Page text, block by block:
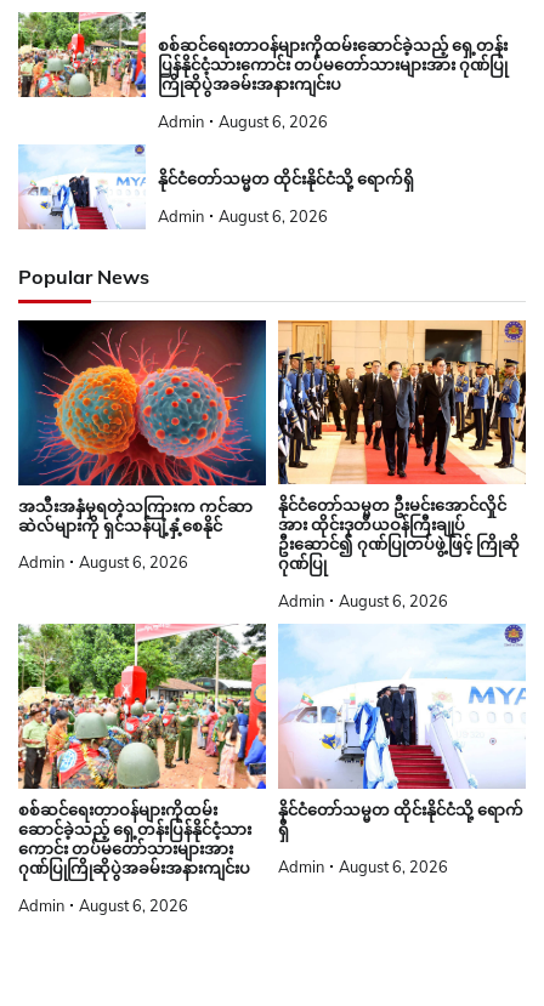
စစ်ဆင်ရေးတာဝန်များကိုထမ်းဆောင်ခဲ့သည့် ရှေ့တန်း
ပြန်နိုင်ငံ့သားကောင်း တပ်မတော်သားများအား ဂုဏ်ပြု
ကြိုဆိုပွဲအခမ်းအနားကျင်းပ
Admin August 6, 2026
နိုင်ငံတော်သမ္မတ ထိုင်းနိုင်ငံသို့ ရောက်ရှိ
Admin August 6, 2026
Popular News
အသီးအနှံမှရတဲ့သကြားက ကင်ဆာ
ဆဲလ်များကို ရှင်သန်ပျံ့နှံ့စေနိုင်
Admin August 6, 2026
နိုင်ငံတော်သမ္မတ ဦးမင်းအောင်လှိုင်
အား ထိုင်းဒုတိယဝန်ကြီးချုပ်
ဦးဆောင်၍ ဂုဏ်ပြုတပ်ဖွဲ့ဖြင့် ကြိုဆို
ဂုဏ်ပြု
Admin August 6, 2026
စစ်ဆင်ရေးတာဝန်များကိုထမ်း
ဆောင်ခဲ့သည့် ရှေ့တန်းပြန်နိုင်ငံ့သား
ကောင်း တပ်မတော်သားများအား
ဂုဏ်ပြုကြိုဆိုပွဲအခမ်းအနားကျင်းပ
Admin August 6, 2026
နိုင်ငံတော်သမ္မတ ထိုင်းနိုင်ငံသို့ ရောက်
ရှိ
Admin August 6, 2026